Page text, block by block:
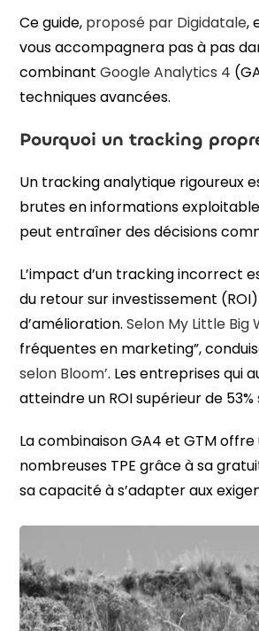
Ce guide, proposé par Digidatale,
vous accompagnera pas à pas
combinant Google Analytics 4
techniques avancées.
Pourquoi un tracking
Un tracking analytique rigoureux
brutes en informations
peut entraîner des décisions
L’impact d’un tracking incorrect
du retour sur investissement
d’amélioration. Selon My Little Big
fréquentes en marketing”,
selon Bloom’. Les entreprises qui
atteindre un ROI supérieur de 53%
La combinaison GA4 et GTM
nombreuses TPE grâce à sa
sa capacité à s’adapter aux